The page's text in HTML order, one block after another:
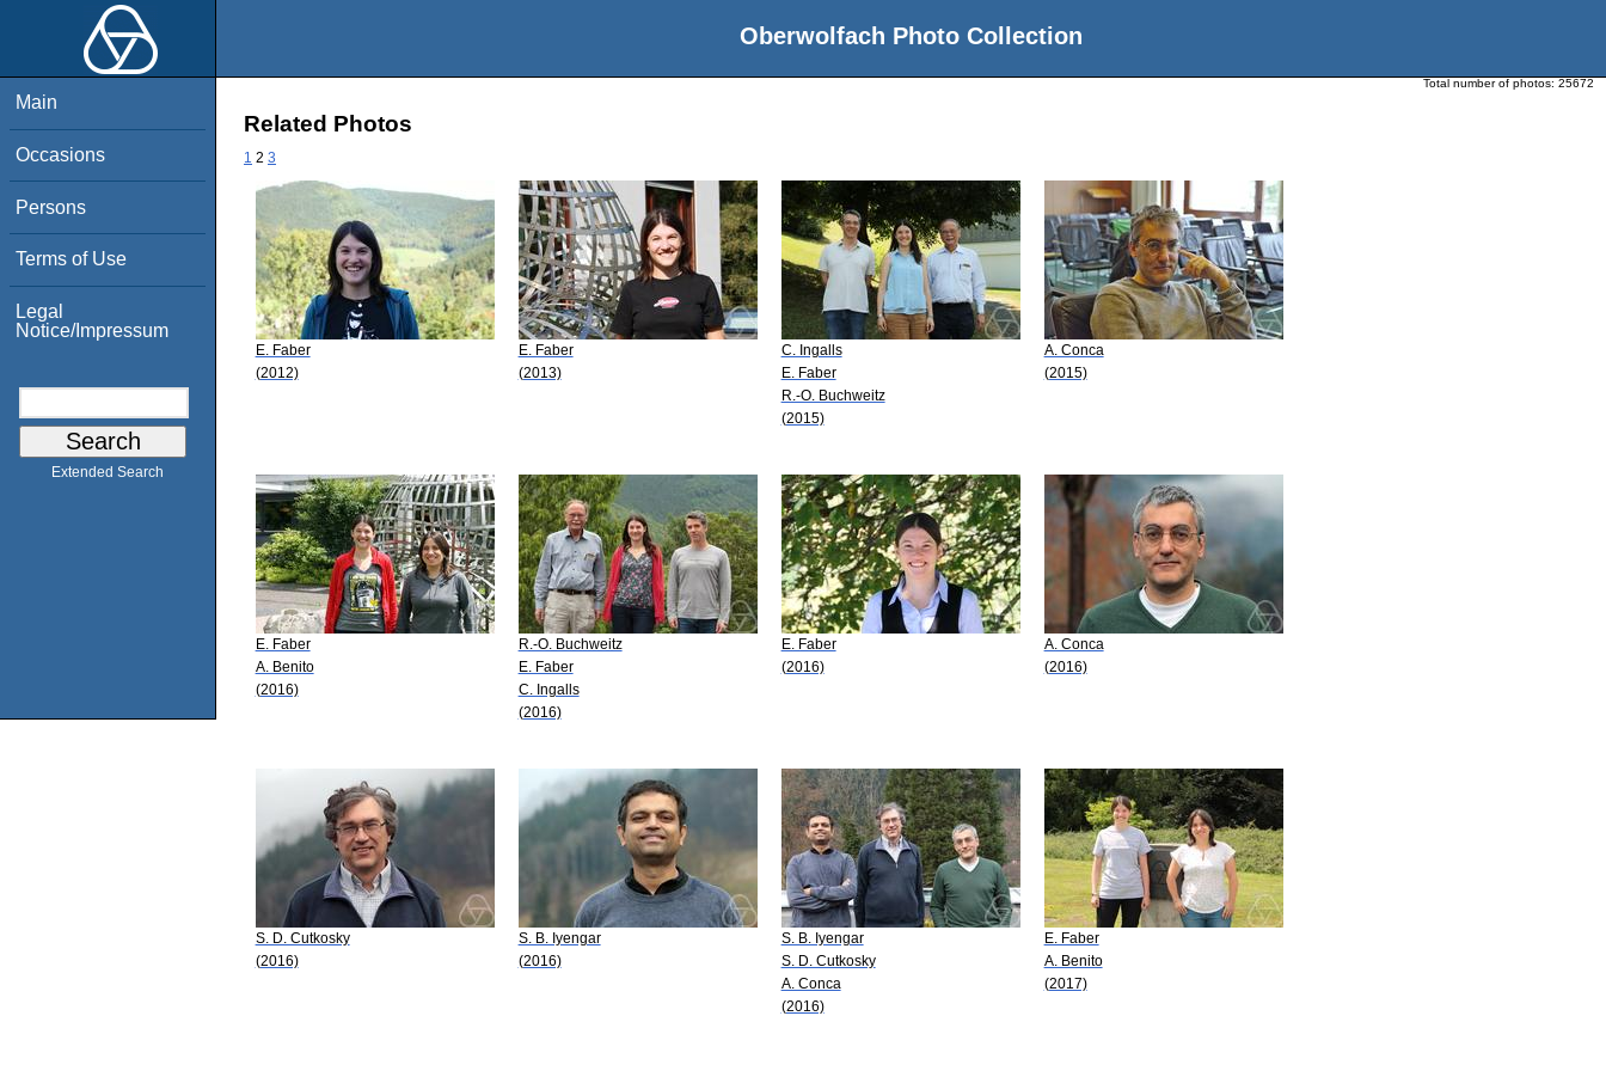
Oberwolfach Photo Collection
Main
Occasions
Persons
Terms of Use
Legal
Notice/Impressum
Extended Search
Total number of photos: 25672
Related Photos
1 2 3
E. Faber
(2012)
E. Faber
(2013)
C. Ingalls
E. Faber
R.-O. Buchweitz
(2015)
A. Conca
(2015)
E. Faber
A. Benito
(2016)
R.-O. Buchweitz
E. Faber
C. Ingalls
(2016)
E. Faber
(2016)
A. Conca
(2016)
S. D. Cutkosky
(2016)
S. B. Iyengar
(2016)
S. B. Iyengar
S. D. Cutkosky
A. Conca
(2016)
E. Faber
A. Benito
(2017)